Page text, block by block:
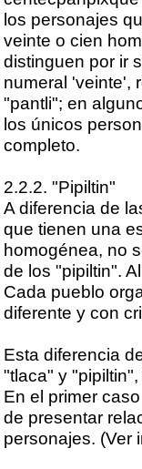
los personajes
veinte o cien
distinguen por ir
numeral 'veinte',
"pantli"; en
los únicos
completo.
2.2.2. "Pipiltin"
A diferencia de
que tienen una
homogénea, no
de los "pipiltin".
Cada pueblo
diferente y con
Esta diferencia
"tlaca" y
En el primer
de presentar
personajes. (Ver